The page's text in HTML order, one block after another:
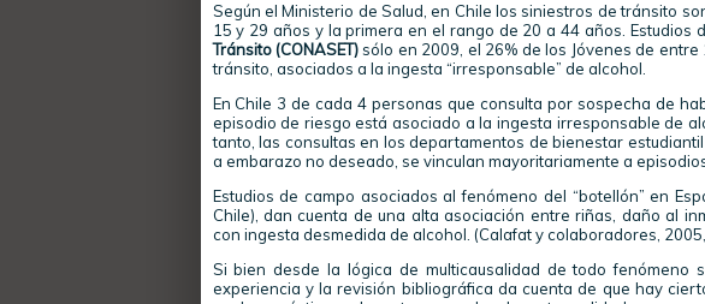
Según el Ministerio de Salud, en Chile los siniestros de tránsito
15 y 29 años y la primera en el rango de 20 a 44 años. Estudios
Tránsito (CONASET)sólo en 2009, el 26% de los Jóvenes de
tránsito, asociados a la ingesta “irresponsable” de alcohol.
En Chile 3 de cada 4 personas que consulta por sospecha de
episodio de riesgo está asociado a la ingesta irresponsable de
tanto, las consultas en los departamentos de bienestar
a embarazo no deseado, se vinculan mayoritariamente a
Estudios de campo asociados al fenómeno del “botellón” en
Chile), dan cuenta de una alta asociación entre riñas, daño al
con ingesta desmedida de alcohol. (Calafat y colaboradores, 2005,
Si bien desde la lógica de multicausalidad de todo fenómeno
experiencia y la revisión bibliográfica da cuenta de que hay